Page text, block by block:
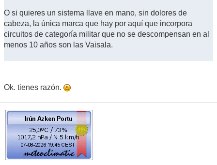
O si quieres un sistema llave en mano, sin dolores de
cabeza, la única marca que hay por aquí que incorpora
circuitos de categoría militar que no se descompensan en al
menos 10 años son las Vaisala.
Ok. tienes razón.